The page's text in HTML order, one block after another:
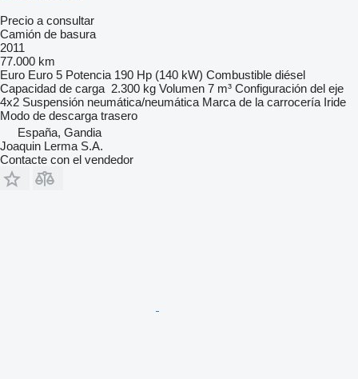
Precio a consultar
Camión de basura
2011
77.000 km
Euro Euro 5 Potencia 190 Hp (140 kW) Combustible diésel
Capacidad de carga 2.300 kg Volumen 7 m³ Configuración del eje
4x2 Suspensión neumática/neumática Marca de la carrocería Iride
Modo de descarga trasero
España, Gandia
Joaquin Lerma S.A.
Contacte con el vendedor